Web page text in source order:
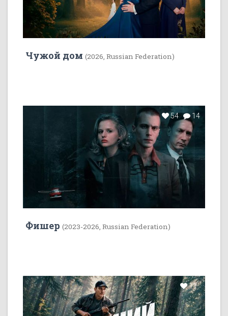
Чужой дом (2026, Russian Federation)
54 14
Фишер (2023-2026, Russian Federation)
11